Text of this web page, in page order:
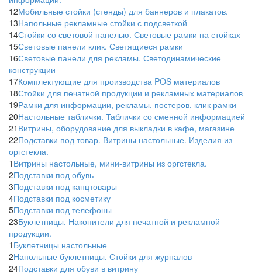
12Мобильные стойки (стенды) для баннеров и плакатов.
13Напольные рекламные стойки с подсветкой
14Стойки со световой панелью. Световые рамки на стойках
15Световые панели клик. Светящиеся рамки
16Световые панели для рекламы. Светодинамические
конструкции
17Комплектующие для производства POS материалов
18Стойки для печатной продукции и рекламных материалов
19Рамки для информации, рекламы, постеров, клик рамки
20Настольные таблички. Таблички со сменной информацией
21 Витрины, оборудование для выкладки в кафе, магазине
22Подставки под товар. Витрины настольные. Изделия из
оргстекла.
1 Витрины настольные, мини-витрины из оргстекла.
2Подставки под обувь
3Подставки под канцтовары
4Подставки под косметику
5Подставки под телефоны
23Буклетницы. Накопители для печатной и рекламной
продукции.
1 Буклетницы настольные
2Напольные буклетницы. Стойки для журналов
24Подставки для обуви в витрину